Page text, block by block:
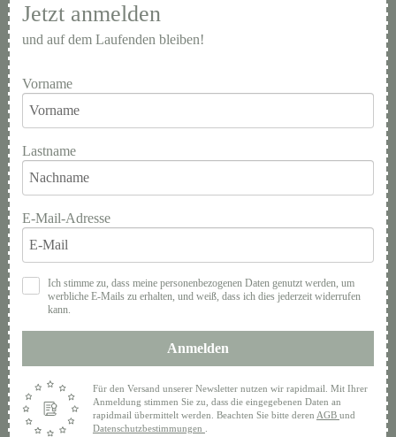
Jetzt anmelden
und auf dem Laufenden bleiben!
Vorname
Lastname
E-Mail-Adresse
Ich stimme zu, dass meine personenbezogenen Daten genutzt werden, um
werbliche E-Mails zu erhalten, und weiß, dass ich dies jederzeit widerrufen
kann.
Anmelden
Für den Versand unserer Newsletter nutzen wir rapidmail. Mit Ihrer
Anmeldung stimmen Sie zu, dass die eingegebenen Daten an
rapidmail übermittelt werden. Beachten Sie bitte deren AGB und
Datenschutzbestimmungen